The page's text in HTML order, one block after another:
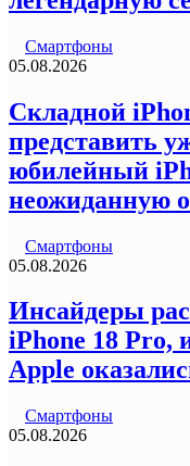
Смартфоны
05.08.2026
Складной
представить
юбилейный
неожиданную
Смартфоны
05.08.2026
Инсайдеры
iPhone 18 Pro,
Apple
Смартфоны
05.08.2026